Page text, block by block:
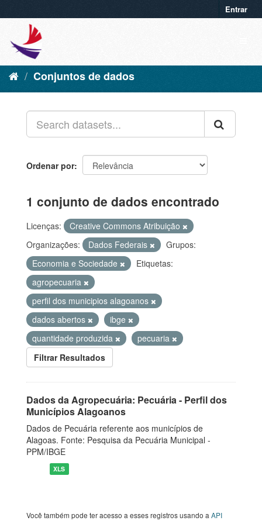
Entrar
Conjuntos de dados
Ordenar por
1 conjunto de dados encontrado
Licenças:
Creative Commons Atribuição
Organizações:
Dados Federais
Grupos:
Economia e Sociedade
Etiquetas:
agropecuaria
perfil dos municipios alagoanos
dados abertos
ibge
quantidade produzida
pecuaria
Filtrar Resultados
Dados da Agropecuária: Pecuária - Perfil dos
Municípios Alagoanos
Dados de Pecuária referente aos municípios de
Alagoas. Fonte: Pesquisa da Pecuária Municipal -
PPM/IBGE
XLS
Você também pode ter acesso a esses registros usando a API